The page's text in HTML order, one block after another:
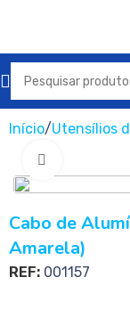
Início Utensílios
Cabo de
Amarela)
REF: 001157